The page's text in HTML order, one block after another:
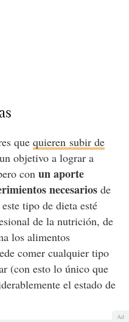
que quieren subir de
objetivo a lograr a
con un aporte
necesariosde
tipo de dieta esté
de la nutrición, de
los alimentos
comer cualquier tipo
(con esto lo único que
el estado de
Ad